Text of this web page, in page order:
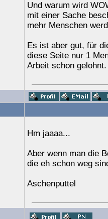
Und warum wird
mit einer Sache
mehr Menschen
Es ist aber gut, für
diese Seite nur 1
Arbeit schon gelohnt.
Hm jaaaa...
Aber wenn man die
die eh schon weg
Aschenputtel